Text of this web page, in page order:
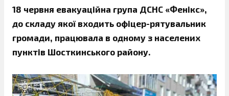
18 червня евакуаційна група ДСНС «Фенікс»,
до складу якої входить офіцер-рятувальник
громади, працювала в одному з населених
пунктів Шосткинського району.